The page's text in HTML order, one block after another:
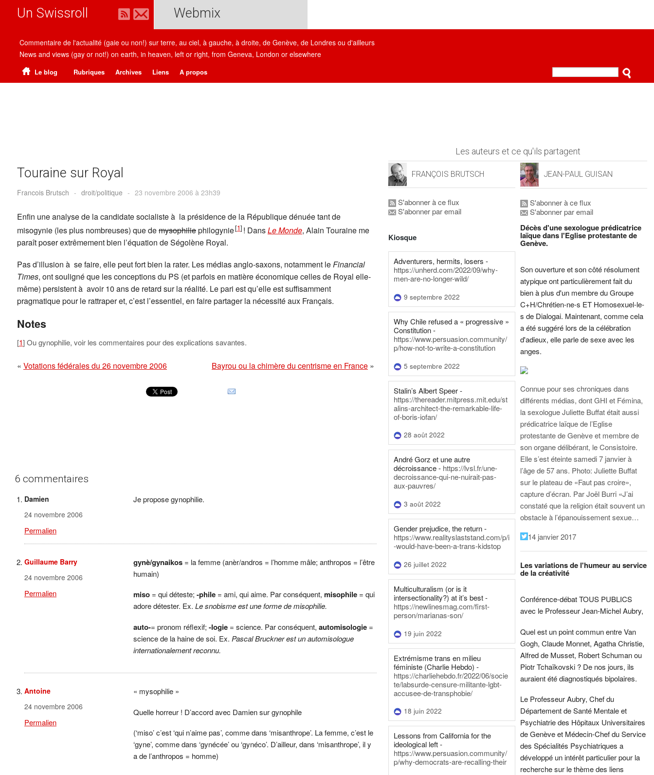
Un Swissroll Webmix
Commentaire de l'actualité (gaie ou non!) sur terre, au ciel, à gauche, à droite, de Genève, de Londres ou d'ailleurs
News and views (gay or not!) on earth, in heaven, left or right, from Geneva, London or elsewhere
Le blog Rubriques Archives Liens A propos
Touraine sur Royal
Francois Brutsch - droit/politique - 23 novembre 2006 à 23h39
Enfin une analyse de la candidate socialiste à la présidence de la République dénuée tant de
misogynie (les plus nombreuses) que demysophiliephilogynie[1] ! DansLe Monde, Alain Touraine me
paraît poser extrêmement bien l’équation de Ségolène Royal.
Pas d’illusion à se faire, elle peut fort bien la rater. Les médias anglo-saxons, notamment leFinancial
Times, ont souligné que les conceptions du PS (et parfois en matière économique celles de Royal elle-
même) persistent à avoir 10 ans de retard sur la réalité. Le pari est qu’elle est suffisamment
pragmatique pour le rattraper et, c’est l’essentiel, en faire partager la nécessité aux Français.
Notes
[1] Ou gynophilie, voir les commentaires pour des explications savantes.
« Votations fédérales du 26 novembre 2006 Bayrou ou la chimère du centrisme en France»
6 commentaires
Damien
24 novembre 2006
Permalien
Je propose gynophilie.
Guillaume Barry
24 novembre 2006
Permalien
gynè/gynaikos = la femme (anèr/andros = l’homme mâle; anthropos = l’être
humain)
miso = qui déteste;-phile = ami, qui aime. Par conséquent,misophile = qui
adore détester. Ex.Le snobisme est une forme de misophilie.
auto-= pronom réflexif;-logie = science. Par conséquent,automisologie =
science de la haine de soi. Ex. Pascal Bruckner est un automisologue
internationalement reconnu.
Antoine
24 novembre 2006
Permalien
« mysophilie »
Quelle horreur ! D’accord avec Damien sur gynophile
(‘miso’ c’est ‘qui n’aime pas’, comme dans ‘misanthrope’. La femme, c’est le
‘gyne’, comme dans ‘gynécée’ ou ‘gynéco’. D’ailleur, dans ‘misanthrope’, il y
a de l’anthropos = homme)
Les auteurs et ce qu'ils partagent
FRANÇOIS BRUTSCH
S'abonner à ce flux
S'abonner par email
Kiosque
Adventurers, hermits, losers -
https://unherd.com/2022/09/why-
men-are-no-longer-wild/
9 septembre 2022
Why Chile refused a « progressive »
Constitution -
https://www.persuasion.community/
p/how-not-to-write-a-constitution
5 septembre 2022
Stalin’s Albert Speer -
https://thereader.mitpress.mit.edu/st
alins-architect-the-remarkable-life-
of-boris-iofan/
28 août 2022
André Gorz et une autre
décroissance - https://lvsl.fr/une-
decroissance-qui-ne-nuirait-pas-
aux-pauvres/
3 août 2022
Gender prejudice, the return -
https://www.realityslaststand.com/p/i
-would-have-been-a-trans-kidstop
26 juillet 2022
Multiculturalism (or is it
intersectionality?) at it’s best -
https://newlinesmag.com/first-
person/marianas-son/
19 juin 2022
Extrémisme trans en milieu
féministe (Charlie Hebdo) -
https://charliehebdo.fr/2022/06/socie
te/labsurde-censure-militante-lgbt-
accusee-de-transphobie/
18 juin 2022
Lessons from California for the
ideological left -
https://www.persuasion.community/
p/why-democrats-are-recalling-their
JEAN-PAUL GUISAN
S'abonner à ce flux
S'abonner par email
Décès d'une sexologue prédicatrice
laïque dans l'Eglise protestante de
Genève.
Son ouverture et son côté résolument
atypique ont particulièrement fait du
bien à plus d'un membre du Groupe
C+H/Chrétien-ne-s ET Homosexuel-le-
s de Dialogai. Maintenant, comme cela
a été suggéré lors de la célébration
d'adieux, elle parle de sexe avec les
anges.
Connue pour ses chroniques dans
différents médias, dont GHI et Fémina,
la sexologue Juliette Buffat était aussi
prédicatrice laïque de l’Eglise
protestante de Genève et membre de
son organe délibérant, le Consistoire.
Elle s’est éteinte samedi 7 janvier à
l’âge de 57 ans. Photo: Juliette Buffat
sur le plateau de «Faut pas croire»,
capture d’écran. Par Joël Burri «J’ai
constaté que la religion était souvent un
obstacle à l’épanouissement sexue…
14 janvier 2017
Les variations de l'humeur au service
de la créativité
Conférence-débat TOUS PUBLICS
avec le Professeur Jean-Michel Aubry,
Quel est un point commun entre Van
Gogh, Claude Monnet, Agatha Christie,
Alfred de Musset, Robert Schuman ou
Piotr Tchaïkovski ? De nos jours, ils
auraient été diagnostiqués bipolaires.
Le Professeur Aubry, Chef du
Département de Santé Mentale et
Psychiatrie des Hôpitaux Universitaires
de Genève et Médecin-Chef du Service
des Spécialités Psychiatriques a
développé un intérêt particulier pour la
recherche sur le thème des liens